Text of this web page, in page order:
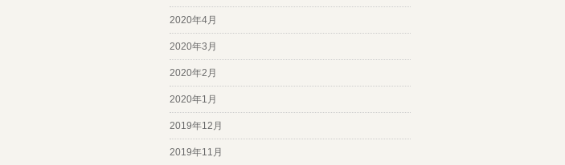
2020年4月
2020年3月
2020年2月
2020年1月
2019年12月
2019年11月